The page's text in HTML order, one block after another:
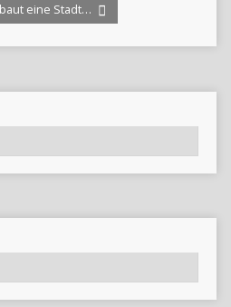
eine Stadt…